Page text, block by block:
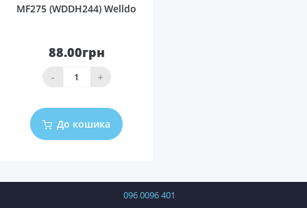
MF275 (WDDH244) Welldo
88.00грн
- +
До кошика
096 0096 401